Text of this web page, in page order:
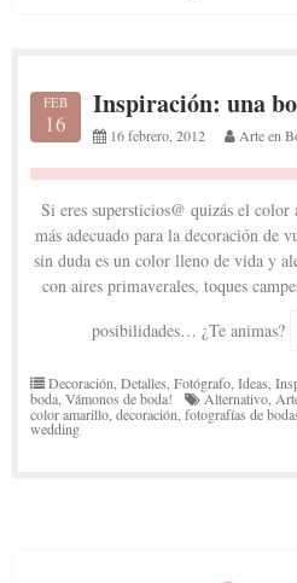
FEB
16
Inspiración: una
16 febrero, 2012 Arte en
Si eres supersticios@ quizás el
más adecuado para la decoración de
sin duda es un color lleno de vida y
con aires primaverales, toques
posibilidades… ¿Te animas?
Decoración Detalles Fotógrafo Ideas
boda Vámonos de boda! Alternativo
color amarillo decoración fotografías de
wedding